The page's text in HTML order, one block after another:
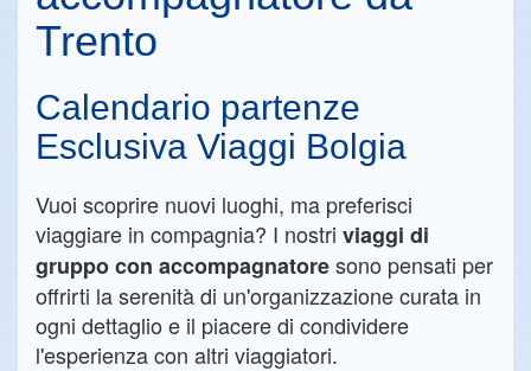
Trento
Calendario partenze
Esclusiva Viaggi Bolgia
Vuoi scoprire nuovi luoghi, ma preferisci
viaggiare in compagnia? I nostri viaggi di
gruppo con accompagnatoresono pensati per
offrirti la serenità di un'organizzazione curata in
ogni dettaglio e il piacere di condividere
l'esperienza con altri viaggiatori.